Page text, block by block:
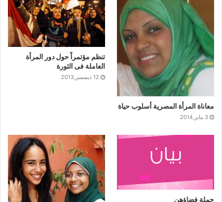
معاناة المرأة المصرية أسلوب حياة
3 يناير,2014
تنظم مؤتمراً حول دور المرأة
العاملة فى الثورة
12 ديسمبر,2013
حملة فضاؤهن